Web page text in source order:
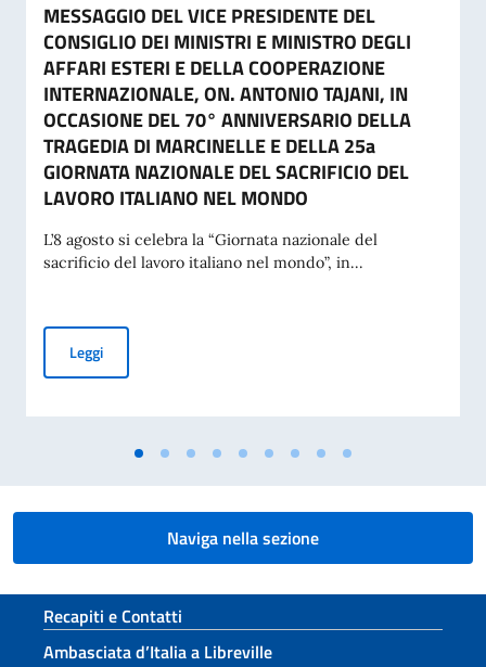
MESSAGGIO DEL VICE PRESIDENTE DEL
CONSIGLIO DEI MINISTRI E MINISTRO DEGLI
AFFARI ESTERI E DELLA COOPERAZIONE
INTERNAZIONALE, ON. ANTONIO TAJANI, IN
OCCASIONE DEL 70° ANNIVERSARIO DELLA
TRAGEDIA DI MARCINELLE E DELLA 25a
GIORNATA NAZIONALE DEL SACRIFICIO DEL
LAVORO ITALIANO NEL MONDO
L’8 agosto si celebra la “Giornata nazionale del
sacrificio del lavoro italiano nel mondo”, in...
LeggiMESSAGGIO DEL VICE PRESIDENTE DEL CONSIGLIO DEI
Naviga nella sezione
Sezione footer
Recapiti e Contatti
Ambasciata d’Italia a Libreville